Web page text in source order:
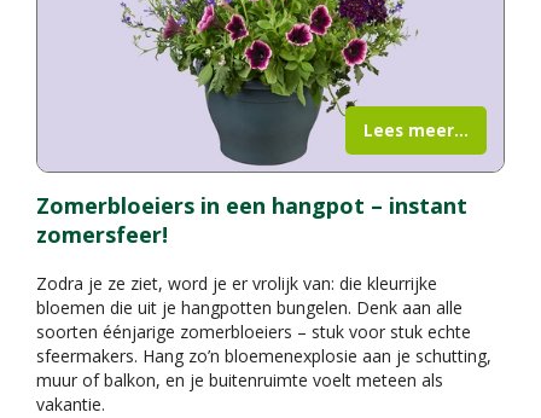
Zomerbloeiers in een hangpot – instant
zomersfeer!
Zodra je ze ziet, word je er vrolijk van: die kleurrijke
bloemen die uit je hangpotten bungelen. Denk aan alle
soorten éénjarige zomerbloeiers – stuk voor stuk echte
sfeermakers. Hang zo’n bloemenexplosie aan je schutting,
muur of balkon, en je buitenruimte voelt meteen als
vakantie.
Lees meer...